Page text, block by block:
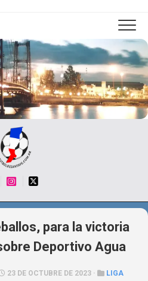
para la victoria
Deportivo Agua
23 DE OCTUBRE DE 2023 ·
LIGA